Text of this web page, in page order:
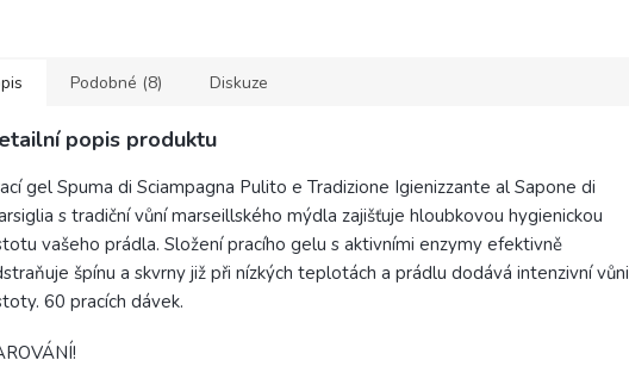
Podobné (8) Diskuze
popis produktu
gel Spuma di Sciampagna Pulito e Tradizione Igienizzante al Sapone di
s tradiční vůní marseillského mýdla zajišťuje hloubkovou hygienickou
vašeho prádla. Složení pracího gelu s aktivními enzymy efektivně
špínu a skvrny již při nízkých teplotách a prádlu dodává intenzivní vůni
60 pracích dávek.